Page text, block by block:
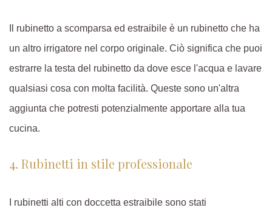
Il rubinetto a scomparsa ed estraibile è un rubinetto che ha
un altro irrigatore nel corpo originale. Ciò significa che puoi
estrarre la testa del rubinetto da dove esce l'acqua e lavare
qualsiasi cosa con molta facilità. Queste sono un'altra
aggiunta che potresti potenzialmente apportare alla tua
cucina.
4. Rubinetti in stile professionale
I rubinetti alti con doccetta estraibile sono stati